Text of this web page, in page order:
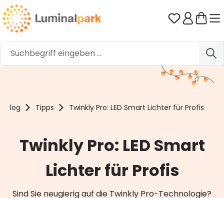
Zum Hauptinhalt springen Du hast 0
Blog Tipps Twinkly Pro: LED Smart Lichter für Profis
Twinkly Pro: LED Smart
Lichter für Profis
Sind Sie neugierig auf die Twinkly Pro-Technologie?